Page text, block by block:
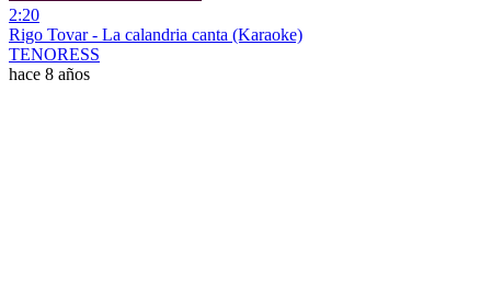
2:20
Rigo Tovar - La calandria canta (Karaoke)
TENORESS
hace 8 años